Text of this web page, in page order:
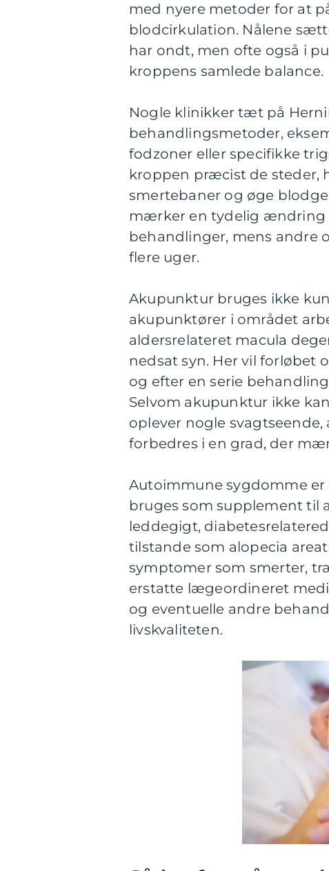
med nyere metoder for at
blodcirkulation. Nålene
har ondt, men ofte også i
kroppens samlede balance.
Nogle klinikker tæt på
behandlingsmetoder,
fodzoner eller specifikke
kroppen præcist de steder,
smertebaner og øge
mærker en tydelig ændring
behandlinger, mens andre
flere uger.
Akupunktur bruges ikke
akupunktører i området
aldersrelateret macula
nedsat syn. Her vil forløbet
og efter en serie
Selvom akupunktur ikke
oplever nogle
forbedres i en grad, der
Autoimmune sygdomme
bruges som supplement til
leddegigt,
tilstande som alopecia
symptomer som smerter,
erstatte lægeordineret
og eventuelle andre
livskvaliteten.